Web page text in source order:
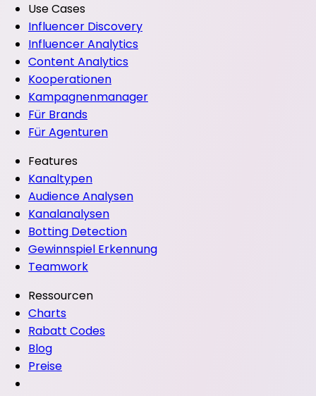
Use Cases
Influencer Discovery
Influencer Analytics
Content Analytics
Kooperationen
Kampagnenmanager
Für Brands
Für Agenturen
Features
Kanaltypen
Audience Analysen
Kanalanalysen
Botting Detection
Gewinnspiel Erkennung
Teamwork
Ressourcen
Charts
Rabatt Codes
Blog
Preise